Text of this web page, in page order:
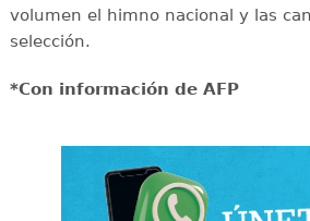
volumen el himno nacional y las
selección.
*Con información de AFP